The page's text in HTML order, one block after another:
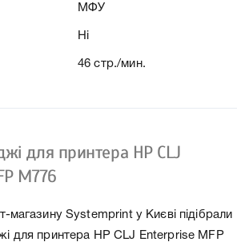
МФУ
Ні
46 стр./мин.
для принтера HP CLJ
M776
магазину Systemprint у Києві підібрали
для принтера HP CLJ Enterprise MFP